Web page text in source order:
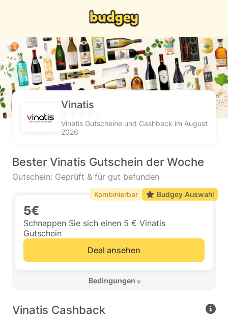
Vinatis
Vinatis Gutscheine und Cashback im August
2026
Bester Vinatis Gutschein der Woche
Gutschein: Geprüft & für gut befunden
5€
Schnappen Sie sich einen 5 € Vinatis
Gutschein
Deal ansehen
Bedingungen
Kombinierbar Budgey Auswahl
Vinatis Cashback